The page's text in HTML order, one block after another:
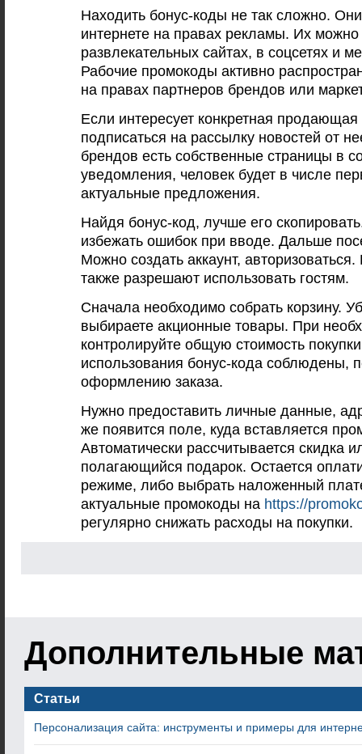
Находить бонус-коды не так сложно.
интернете на правах рекламы. Их можно
развлекательных сайтах, в соцсетях и
Рабочие промокоды активно
на правах партнеров брендов или
Если интересует конкретная
подписаться на рассылку новостей от
брендов есть собственные страницы в
уведомления, человек будет в числе
актуальные предложения.
Найдя бонус-код, лучше его
избежать ошибок при вводе. Дальше
Можно создать аккаунт,
также разрешают использовать гостям.
Сначала необходимо собрать корзину.
выбираете акционные товары. При
контролируйте общую стоимость
использования бонус-кода соблюдены,
оформлению заказа.
Нужно предоставить личные данные,
же появится поле, куда вставляется
Автоматически рассчитывается скидка
полагающийся подарок. Остается
режиме, либо выбрать наложенный
актуальные промокоды на https://
регулярно снижать расходы на покупки.
Дополнительные
Статьи
Персонализация сайта: инструменты и примеры для